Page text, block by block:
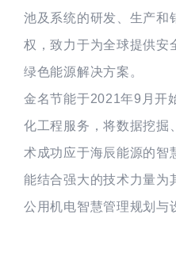
池及系统的研发、生产和
权，致力于为全球提供安
绿色能源解决方案。
金名节能于2021年9月开
化工程服务，将数据挖掘
术成功应于海辰能源的智
能结合强大的技术力量为
公用机电智慧管理规划与